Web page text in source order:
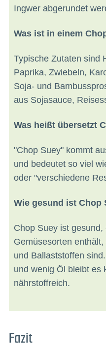
Ingwer abgerundet
Was ist in einem
Typische Zutaten sind
Paprika, Zwiebeln,
Soja- und
aus Sojasauce,
Was heißt übersetzt
"Chop Suey" kommt
und bedeutet so viel
oder "verschiedene
Wie gesund ist Chop
Chop Suey ist
Gemüsesorten
und Ballaststoffen
und wenig Öl bleibt es
nährstoffreich.
Fazit